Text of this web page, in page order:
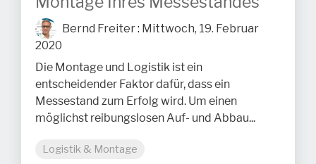
Bernd Freiter: Mittwoch, 19. Februar
2020
Die Montage und Logistik ist ein
entscheidender Faktor dafür, dass ein
Messestand zum Erfolg wird. Um einen
möglichst reibungslosen Auf- und Abbau...
Logistik & Montage